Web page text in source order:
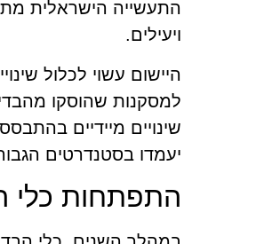
התעשייה הישראלית
ויעילים.
היישום עשוי לכלול
למסקנות שהוסקו
שינויים מיידיים
יעמדו בסטנדרטים
התפתחות כלי